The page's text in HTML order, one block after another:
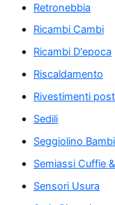
Retronebbia
Ricambi Cambi
Ricambi D'epoca
Riscaldamento
Rivestimenti
Sedili
Seggiolino
Semiassi Cuffie
Sensori Usura